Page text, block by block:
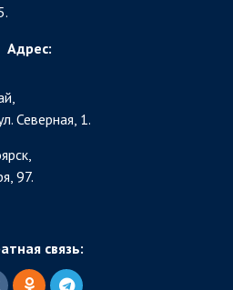
Адрес:
Северная, 1.
97.
связь: